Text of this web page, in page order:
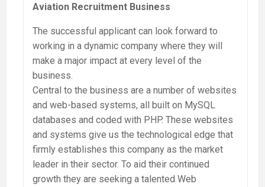
Aviation Recruitment Business
The successful applicant can look forward to
working in a dynamic company where they will
make a major impact at every level of the
business.
Central to the business are a number of websites
and web-based systems, all built on MySQL
databases and coded with PHP. These websites
and systems give us the technological edge that
firmly establishes this company as the market
leader in their sector. To aid their continued
growth they are seeking a talented Web